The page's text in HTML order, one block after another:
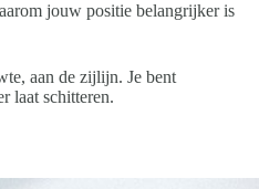
jouw positie belangrijker is
aan de zijlijn. Je bent
laat schitteren.